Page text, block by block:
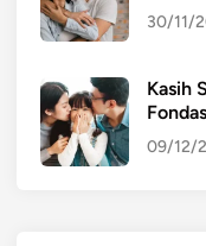
30/11/
Kasih
09/12/